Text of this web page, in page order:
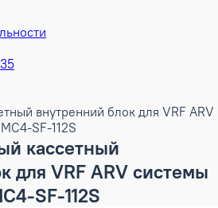
внутренний блок для VRF ARV
SF-112S
кассетный
для VRF ARV системы
SF-112S